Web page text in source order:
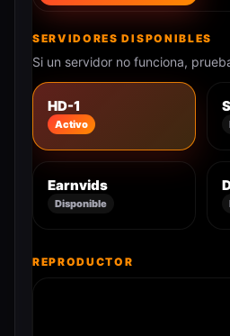
SERVIDORES DISPONIBLES
Si un servidor no funciona,
HD-1
Activo
Earnvids
Disponible
REPRODUCTOR